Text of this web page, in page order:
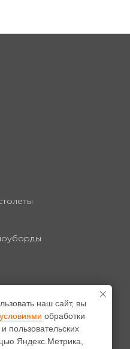
наш сайт, вы
обработки
пользовательских
Яндекс.Метрика,